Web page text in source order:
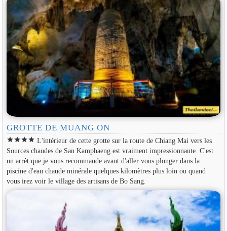
GROTTE DE MUANG ON
starstarstarstar L'intérieur de cette grotte sur la route de Chiang Mai vers les
Sources chaudes de San Kamphaeng est vraiment impressionnante. C'est
un arrêt que je vous recommande avant d'aller vous plonger dans la
piscine d'eau chaude minérale quelques kilomètres plus loin ou quand
vous irez voir le village des artisans de Bo Sang.